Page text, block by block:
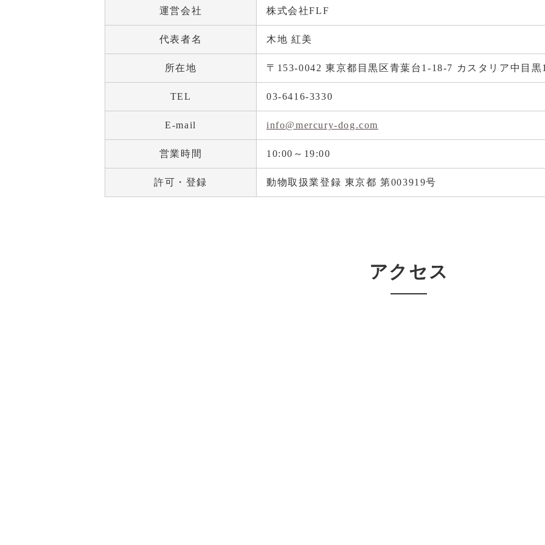
運営会社 株式会社FLF
代表者名 木地 紅美
所在地 〒153-0042 東京都目黒区青葉台1-18-7 カスタリア中目黒
TEL 03-6416-3330
E-mail info@mercury-dog.com
営業時間 10:00～19:00
許可・登録 動物取扱業登録 東京都 第003919号
アクセス